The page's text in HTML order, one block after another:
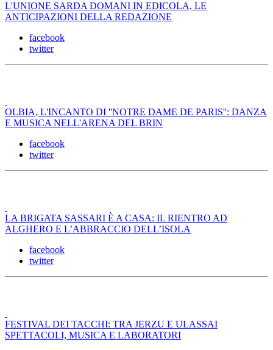
L'UNIONE SARDA DOMANI IN EDICOLA, LE
ANTICIPAZIONI DELLA REDAZIONE
facebook
twitter
OLBIA, L'INCANTO DI ''NOTRE DAME DE PARIS'': DANZA
E MUSICA NELL'ARENA DEL BRIN
facebook
twitter
LA BRIGATA SASSARI È A CASA: IL RIENTRO AD
ALGHERO E L’ABBRACCIO DELL’ISOLA
facebook
twitter
FESTIVAL DEI TACCHI: TRA JERZU E ULASSAI
SPETTACOLI, MUSICA E LABORATORI